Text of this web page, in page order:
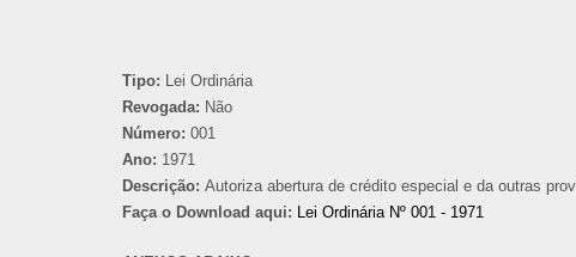
Tipo: Lei Ordinária
Revogada: Não
Número: 001
Ano: 1971
Descrição: Autoriza abertura de crédito especial e da outras
Faça o Download aqui: Lei Ordinária Nº 001 - 1971